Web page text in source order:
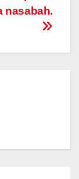
nasabah.